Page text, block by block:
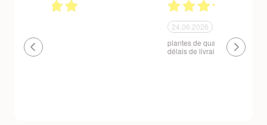
plantes de qualité très bien emballées et
Un site que
réserve. La
livraison